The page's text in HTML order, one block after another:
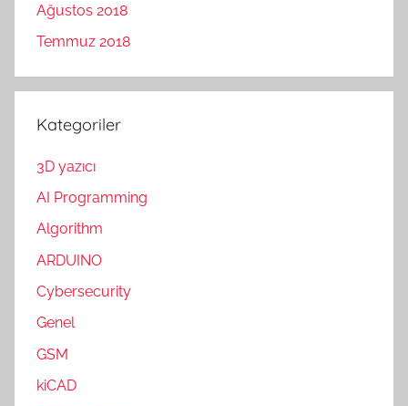
Ağustos 2018
Temmuz 2018
Kategoriler
3D yazıcı
AI Programming
Algorithm
ARDUINO
Cybersecurity
Genel
GSM
kiCAD